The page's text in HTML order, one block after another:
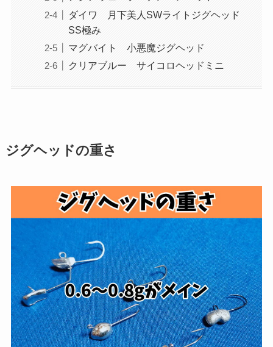
ダイワ 月下美人SWライトジグヘッド
SS極み
マグバイト 小悪魔ジグヘッド
クリアブルー サイコロヘッドミニ
ジグヘッドの重さ